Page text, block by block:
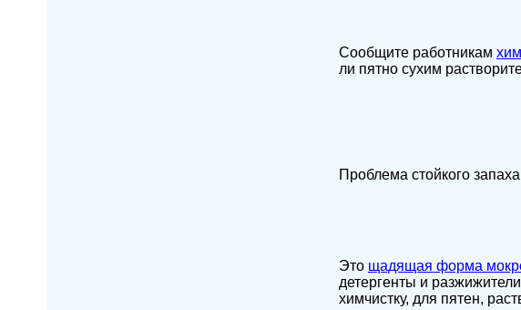
Сообщите работникам
ли пятно сухим
Проблема стойкого
Это щадящая форма
детергенты и
химчистку, для пятен,